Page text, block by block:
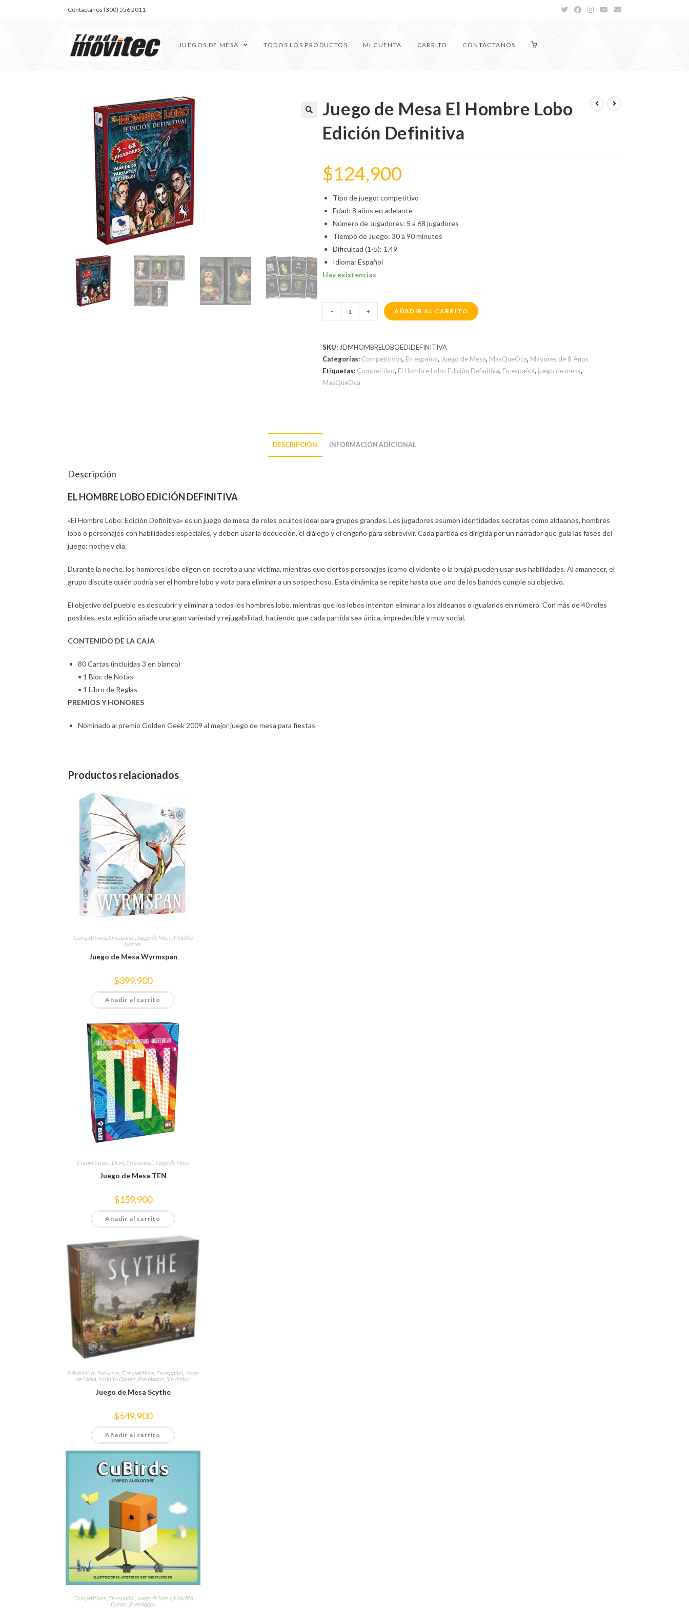
Contactanos (300) 556 2011
JUEGOS DE MESA TODOS LOS PRODUCTOS MI CUENTA CARRITO CONTACTANOS
Juego de Mesa El Hombre Lobo
Edición Definitiva
$124,900
Tipo de juego: competitivo
Edad: 8 años en adelante
Número de Jugadores: 5 a 68 jugadores
Tiempo de Juego: 30 a 90 minutos
Dificultad (1-5): 1.49
Idioma: Español
Hay existencias
- + AÑADIR AL CARRITO
SKU: JDMHOMBRELOBOEDIDEFINITIVA
Categorías: Competitivos, En español, Juego de Mesa, MasQueOca, Mayores de 8 Años
Etiquetas: Competitivo, El Hombre Lobo Edición Definitiva, En español, juego de mesa,
MasQueOca
DESCRIPCIÓN INFORMACIÓN ADICIONAL
Descripción
EL HOMBRE LOBO EDICIÓN DEFINITIVA
«El Hombre Lobo: Edición Definitiva» es un juego de mesa de roles ocultos ideal para grupos grandes. Los jugadores asumen identidades secretas como aldeanos, hombres
lobo o personajes con habilidades especiales, y deben usar la deducción, el diálogo y el engaño para sobrevivir. Cada partida es dirigida por un narrador que guía las fases del
juego: noche y día.
Durante la noche, los hombres lobo eligen en secreto a una víctima, mientras que ciertos personajes (como el vidente o la bruja) pueden usar sus habilidades. Al amanecer, el
grupo discute quién podría ser el hombre lobo y vota para eliminar a un sospechoso. Esta dinámica se repite hasta que uno de los bandos cumple su objetivo.
El objetivo del pueblo es descubrir y eliminar a todos los hombres lobo, mientras que los lobos intentan eliminar a los aldeanos o igualarlos en número. Con más de 40 roles
posibles, esta edición añade una gran variedad y rejugabilidad, haciendo que cada partida sea única, impredecible y muy social.
CONTENIDO DE LA CAJA
80 Cartas (incluidas 3 en blanco)
• 1 Bloc de Notas
• 1 Libro de Reglas
PREMIOS Y HONORES
Nominado al premio Golden Geek 2009 al mejor juego de mesa para fiestas
Productos relacionados
Competitivos, En español,Juego de Mesa, Maldito
Games
Juego de Mesa Wyrmspan
$399,900
Añadir al carrito
Competitivos, Devir, En español,Juego de Mesa
Juego de Mesa TEN
$159,900
Añadir al carrito
Administrar Recursos, Competitivos, En español,Juego
de Mesa, Maldito Games, Premiados, Sin dados
Juego de Mesa Scythe
$549,900
Añadir al carrito
Competitivos, En español,Juego de Mesa, Maldito
Games, Premiados